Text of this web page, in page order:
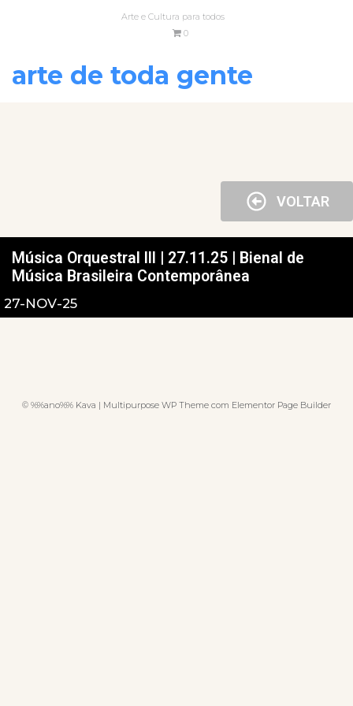
Arte e Cultura para todos
0
arte de toda gente
VOLTAR
Música Orquestral III | 27.11.25 | Bienal de
Música Brasileira Contemporânea
27-NOV-25
© %%ano%% Kava | Multipurpose WP Theme com Elementor Page Builder